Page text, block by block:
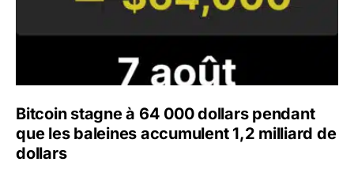
Bitcoin stagne à 64 000 dollars pendant
que les baleines accumulent 1,2 milliard de
dollars